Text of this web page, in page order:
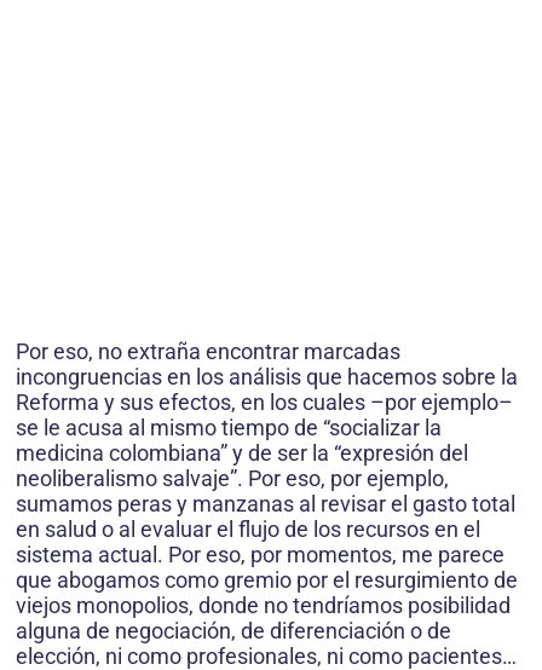
Por eso, no extraña encontrar marcadas
incongruencias en los análisis que hacemos sobre la
Reforma y sus efectos, en los cuales –por ejemplo–
se le acusa al mismo tiempo de “socializar la
medicina colombiana” y de ser la “expresión del
neoliberalismo salvaje”. Por eso, por ejemplo,
sumamos peras y manzanas al revisar el gasto total
en salud o al evaluar el flujo de los recursos en el
sistema actual. Por eso, por momentos, me parece
que abogamos como gremio por el resurgimiento de
viejos monopolios, donde no tendríamos posibilidad
alguna de negociación, de diferenciación o de
elección, ni como profesionales, ni como pacientes…